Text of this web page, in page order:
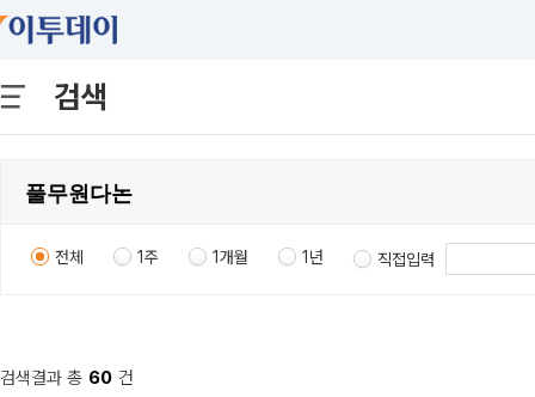
검색
전체 1주 1개월 1년 직접입력
검색결과 총 60 건